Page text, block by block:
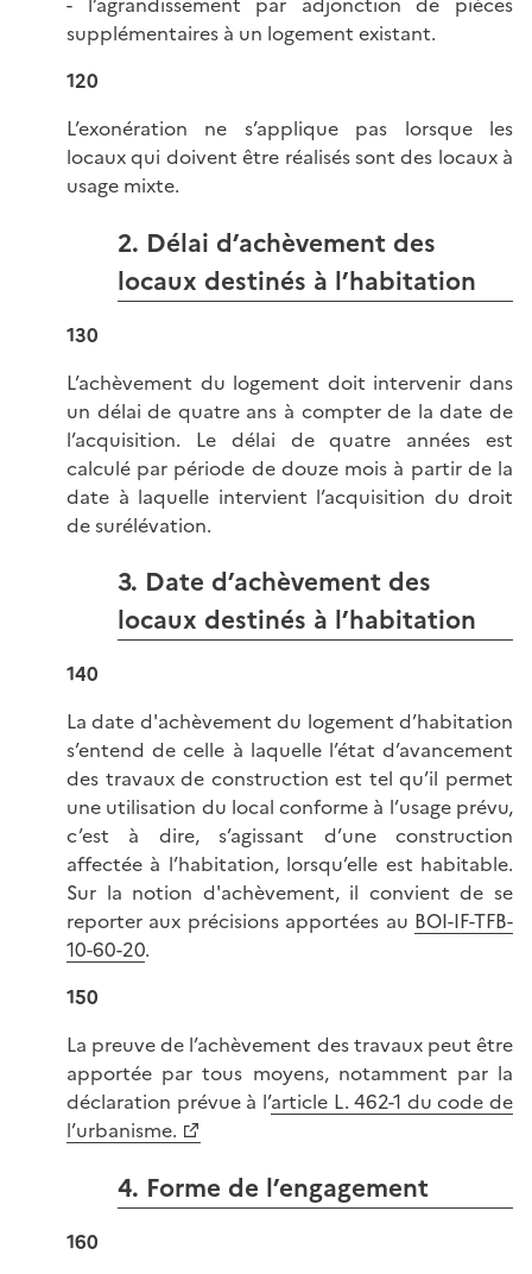
supplémentaires à un logement existant.
120
L’exonération ne s’applique pas lorsque les
locaux qui doivent être réalisés sont des locaux à
usage mixte.
2. Délai d’achèvement des
locaux destinés à l’habitation
130
L’achèvement du logement doit intervenir dans
un délai de quatre ans à compter de la date de
l’acquisition. Le délai de quatre années est
calculé par période de douze mois à partir de la
date à laquelle intervient l’acquisition du droit
de surélévation.
3. Date d’achèvement des
locaux destinés à l’habitation
140
La date d'achèvement du logement d’habitation
s’entend de celle à laquelle l’état d’avancement
des travaux de construction est tel qu’il permet
une utilisation du local conforme à l’usage prévu,
c’est à dire, s’agissant d’une construction
affectée à l’habitation, lorsqu’elle est habitable.
Sur la notion d'achèvement, il convient de se
reporter aux précisions apportées au BOI-IF-TFB-
10-60-20.
150
La preuve de l’achèvement des travaux peut être
apportée par tous moyens, notamment par la
déclaration prévue à l’article L. 462-1 du code de
l’urbanisme.
4. Forme de l’engagement
160